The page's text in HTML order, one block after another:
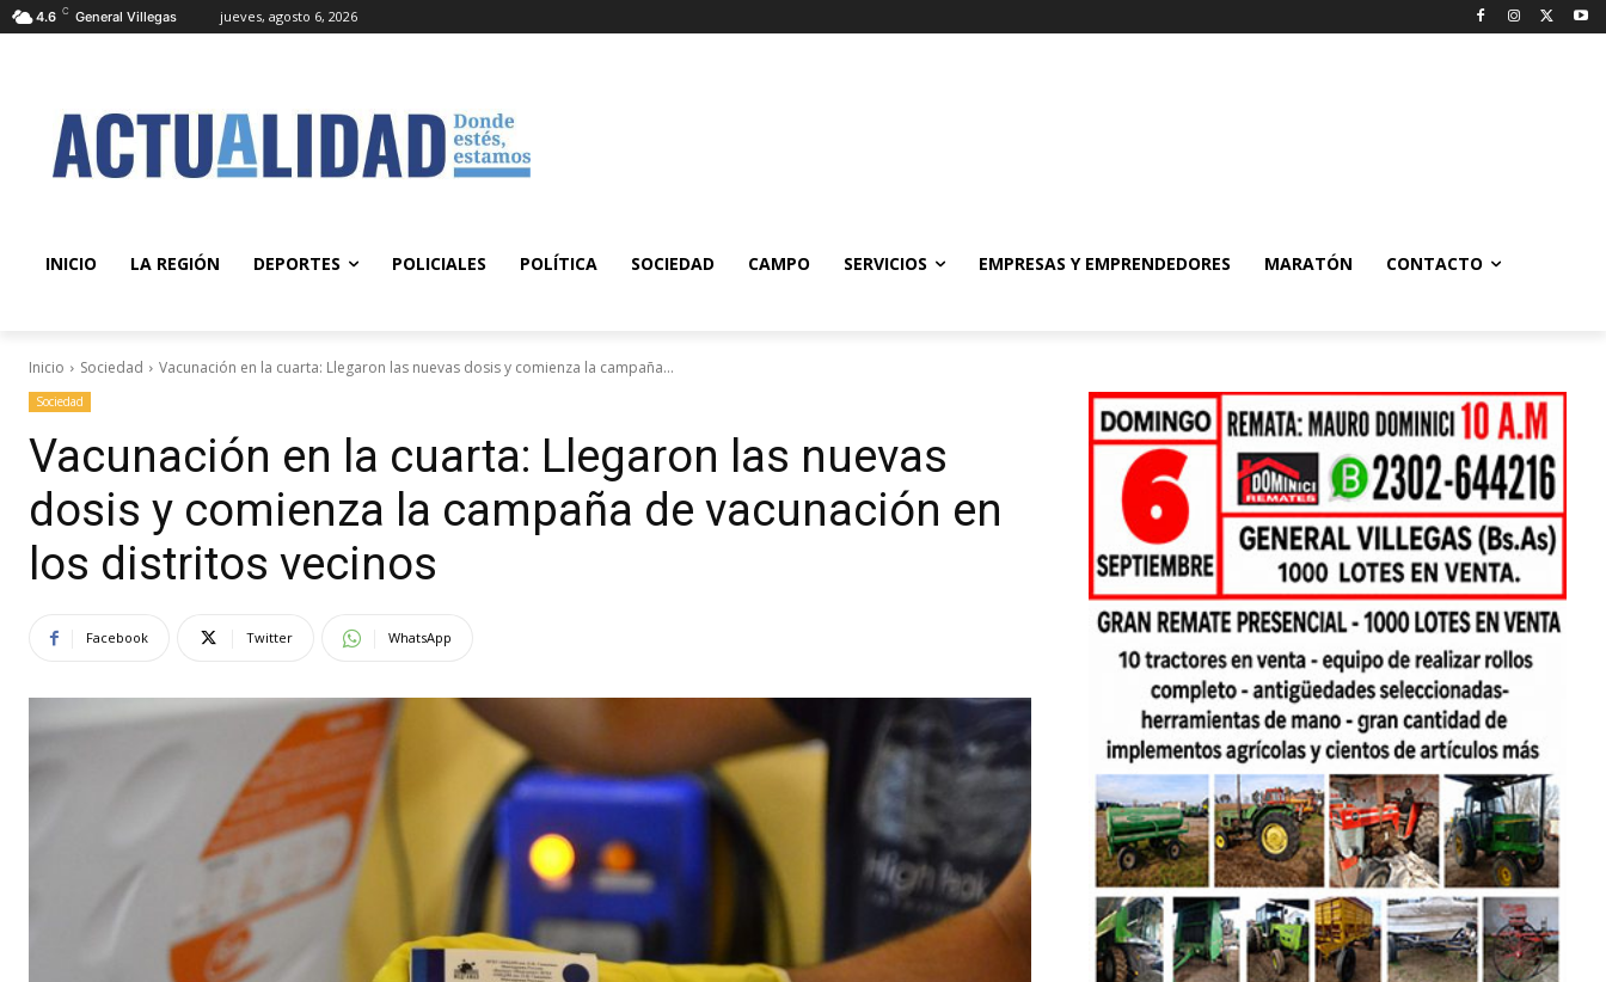
4.6 C General Villegas jueves, agosto 6, 2026
INICIO LA REGIÓN DEPORTES POLICIALES POLÍTICA SOCIEDAD CAMPO SERVICIOS EMPRESAS Y EMPRENDEDORES MARATÓN CONTACTO
Inicio Sociedad Vacunación en la cuarta: Llegaron las nuevas dosis y comienza la campaña...
Sociedad
Vacunación en la cuarta: Llegaron las nuevas
dosis y comienza la campaña de vacunación en
los distritos vecinos
Facebook Twitter WhatsApp